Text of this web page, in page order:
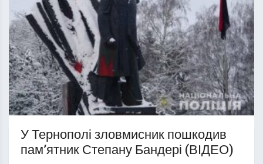
У Тернополі зловмисник пошкодив
пам’ятник Степану Бандері (ВІДЕО)